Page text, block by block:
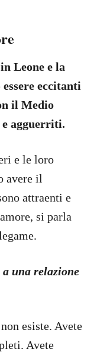
Leone e la
eccitanti
il Medio
e agguerriti.
e le loro
avere il
attraenti e
si parla
a una relazione
esiste. Avete
Avete